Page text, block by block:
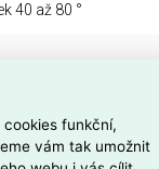
40 až 80 °
Svítidla,
L5W3K.
cookies funkční,
vám tak umožnit